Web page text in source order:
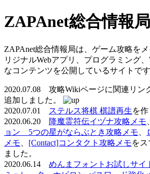
ZAPAnet総合情報局
ZAPAnet総合情報局は、ゲーム攻略を
リジナルWebアプリ、プログラミング
なコンテンツを公開しているサイトです
2020.07.08 攻略Wikiページに関連リン
追加しました。
2020.07.01
ステルス将棋 棋譜再生を作
2020.06.20
降魔霊符伝イヅナ攻略メモ
ョン 5つの星がならぶとき攻略メモ
メモ
[Contact]コンタクト攻略メモを
ました。
2020.06.14 めんまフォントお試しサイ